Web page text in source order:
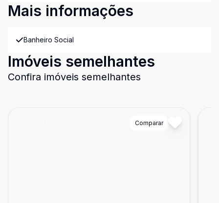
Mais informações
Banheiro Social
Imóveis semelhantes
Confira imóveis semelhantes
Comparar